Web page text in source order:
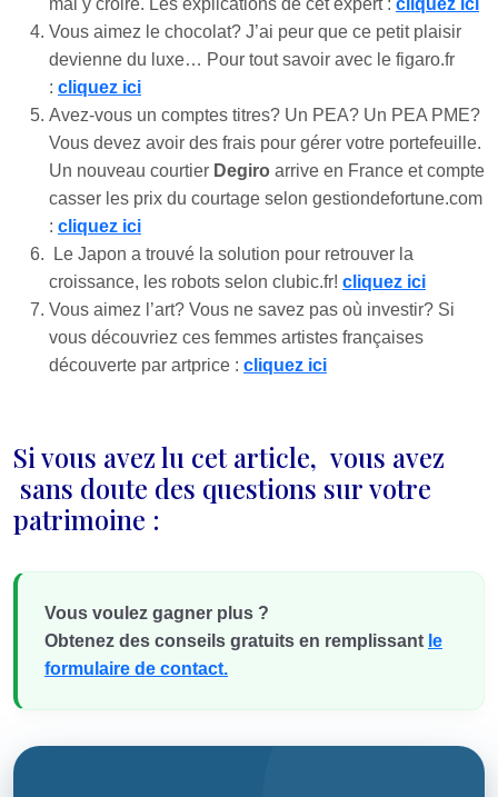
mal y croire. Les explications de cet expert : cliquez ici
Vous aimez le chocolat? J’ai peur que ce petit plaisir
devienne du luxe… Pour tout savoir avec le figaro.fr
: cliquez ici
Avez-vous un comptes titres? Un PEA? Un PEA PME?
Vous devez avoir des frais pour gérer votre portefeuille.
Un nouveau courtier Degiro arrive en France et compte
casser les prix du courtage selon gestiondefortune.com
: cliquez ici
Le Japon a trouvé la solution pour retrouver la
croissance, les robots selon clubic.fr! cliquez ici
Vous aimez l’art? Vous ne savez pas où investir? Si
vous découvriez ces femmes artistes françaises
découverte par artprice : cliquez ici
Si vous avez lu cet article, vous avez
sans doute des questions sur votre
patrimoine :
Vous voulez gagner plus ?
Obtenez des conseils gratuits en remplissant le
formulaire de contact.